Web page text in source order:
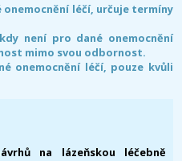
léčí, určuje termíny
není pro dané onemocnění
mimo svou odbornost.
onemocnění léčí, pouze kvůli
na lázeňskou léčebně